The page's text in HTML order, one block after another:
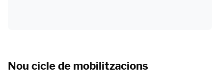
Nou cicle de mobilitzacions